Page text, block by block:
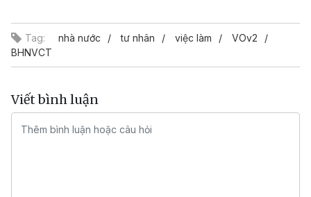
Tag: nhà nước tư nhân việc làm
VOv2
BHNVCT
Viết bình luận